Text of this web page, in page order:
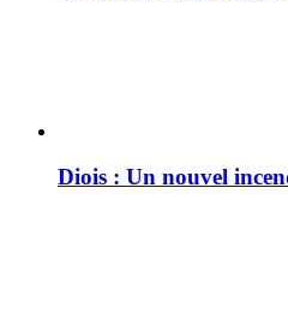
Diois : Un nouvel